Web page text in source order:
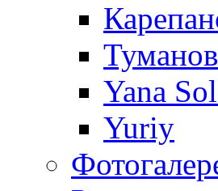
Yana
Yuriy